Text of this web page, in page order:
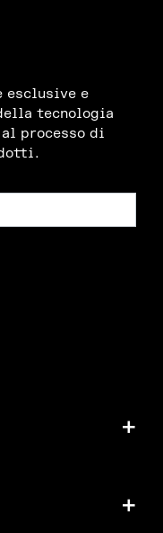
e
tecnologia
processo di
+
+